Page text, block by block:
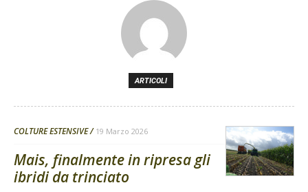
ARTICOLI
COLTURE ESTENSIVE 19 Marzo 2026
Mais, finalmente in ripresa gli
ibridi da trinciato